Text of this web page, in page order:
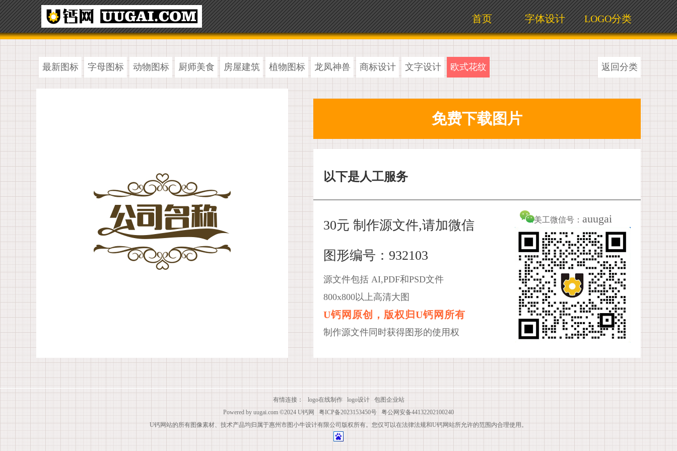
LOGO分类
字体设计
首页
最新图标 字母图标 动物图标 厨师美食 房屋建筑 植物图标 龙凤神兽 商标设计 文字设计 欧式花纹 返回分类
以下是人工服务
30元 制作源文件,请加微信
图形编号：932103
源文件包括 AI,PDF和PSD文件
800x800以上高清大图
U钙网原创，版权归U钙网所有
制作源文件同时获得图形的使用权
美工微信号： auugai
有情连接： logo在线制作 logo设计
包图企业站
Powered by uugai.com ©2024 U钙网 粤ICP备2023153450号
粤公网安备44132202100240
U钙网站的所有图像素材、技术产品均归属于惠州市图小牛设计有限公司版权所有。您仅可以在法律法规和U钙网站所允许的范围内合理使用。